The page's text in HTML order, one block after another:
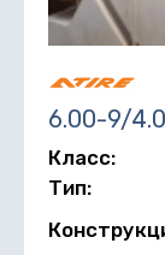
6.00-9/
Класс:
Тип: